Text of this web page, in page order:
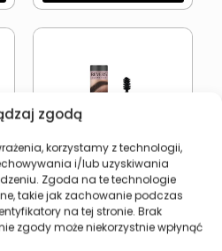
zgodą
korzystamy z technologii,
i/lub uzyskiwania
Zgoda na te technologie
takie jak zachowanie podczas
na tej stronie. Brak
zgody może niekorzystnie wpłynąć